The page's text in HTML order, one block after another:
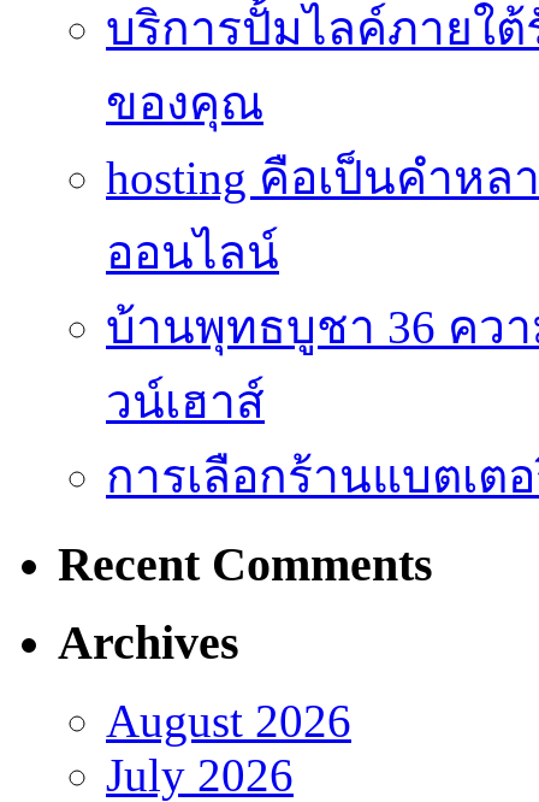
บริการปั้มไลค์ภายใต้
ของคุณ
hosting คือเป็นคำห
ออนไลน์
บ้านพุทธบูชา 36 คว
วน์เฮาส์
การเลือกร้านแบตเต
Recent Comments
Archives
August 2026
July 2026